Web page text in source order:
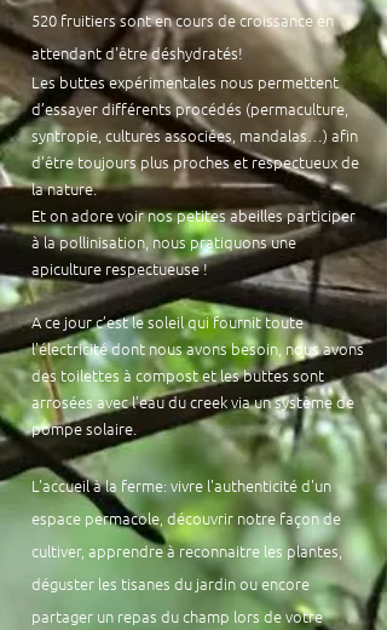
520 fruitiers sont en cours de croissance en
attendant d'êtredéshydratés!
Les buttes expérimentales nous permettent
d’essayer différents procédés (permaculture,
syntropie, cultures associées, mandalas…) afin
d’être toujours plus proches et respectueux de
la nature.
Et on adore voir nos petites abeilles participer
à la pollinisation, nous pratiquons une
apiculture respectueuse !
A ce jour c’est le soleil qui fournit toute
l’électricité dont nous avons besoin, nous avons
des toilettes à compost et les buttes sont
arrosées avec l’eau du creek via un système de
pompe solaire.
L'accueilà la ferme: vivre l'authenticité d'un
espace permacole, découvrir notrefaçonde
cultiver, apprendre à reconnaitre les plantes,
déguster les tisanes du jardin ou encore
partager un repas du champ lors de votre